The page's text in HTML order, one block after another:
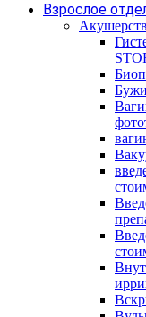
Взрослое